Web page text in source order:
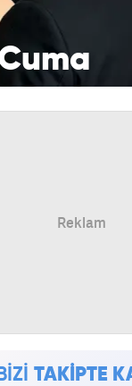
BİZİ TAKİPTE